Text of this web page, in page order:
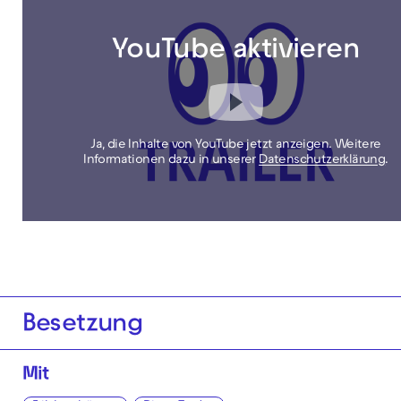
YouTube aktivieren
Ja, die Inhalte von YouTube jetzt anzeigen. Weitere
Informationen dazu in unserer Datenschutzerklärung.
Besetzung
Mit